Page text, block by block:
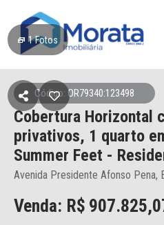
1Fotos
Código: OR79340:123498
Cobertura Horizontal
privativos, 1 quarto
Summer Feet -
Avenida Presidente Afonso Pena,
Venda: R$